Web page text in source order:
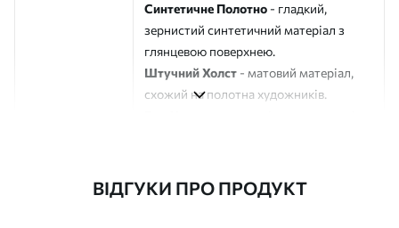
Синтетичне Полотно - гладкий,
зернистий синтетичний матеріал з
глянцевою поверхнею.
Штучний Холст - матовий матеріал,
схожий на полотна художників.
ВІДГУКИ ПРО ПРОДУКТ